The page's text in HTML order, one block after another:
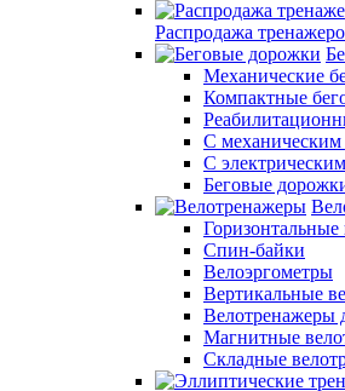
Распродажа
Механические
Компактные
С механическим
С
Беговые
Спин-байки
Велоэргометры
Вертикальные
Велотренажеры
Магнитные
Складные